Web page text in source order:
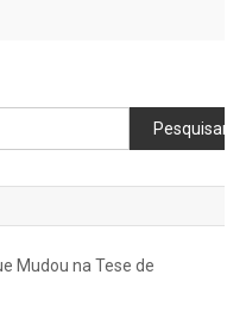
Pesquisar
Mudou na Tese de